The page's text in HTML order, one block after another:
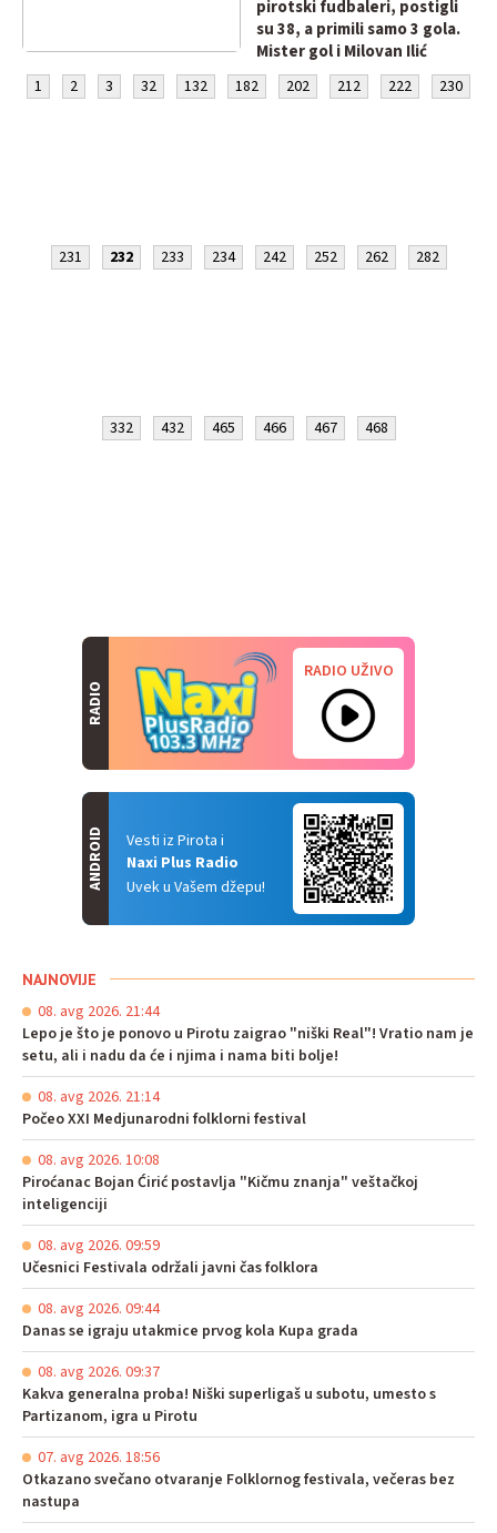
pirotski fudbaleri, postigli
su 38, a primili samo 3 gola.
Mister gol i Milovan Ilić
postigli po dva gola!
1 2 3 32 132 182 202 212 222 230
231 232 233 234 242 252 262 282
332 432 465 466 467 468
RADIO
RADIO UŽIVO
Vesti iz Pirota i
Naxi Plus Radio
Uvek u Vašem džepu!
ANDROID
NAJNOVIJE
08. avg 2026. 21:44
Lepo je što je ponovo u Pirotu zaigrao "niški Real"! Vratio nam je
setu, ali i nadu da će i njima i nama biti bolje!
08. avg 2026. 21:14
Počeo XXI Medjunarodni folklorni festival
08. avg 2026. 10:08
Piroćanac Bojan Ćirić postavlja "Kičmu znanja" veštačkoj
inteligenciji
08. avg 2026. 09:59
Učesnici Festivala održali javni čas folklora
08. avg 2026. 09:44
Danas se igraju utakmice prvog kola Kupa grada
08. avg 2026. 09:37
Kakva generalna proba! Niški superligaš u subotu, umesto s
Partizanom, igra u Pirotu
07. avg 2026. 18:56
Otkazano svečano otvaranje Folklornog festivala, večeras bez
nastupa